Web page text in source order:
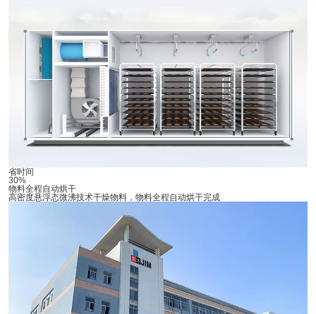
省时间
30%
物料全程自动烘干
高密度悬浮态微沸技术干燥物料，物料全程自动烘干完成